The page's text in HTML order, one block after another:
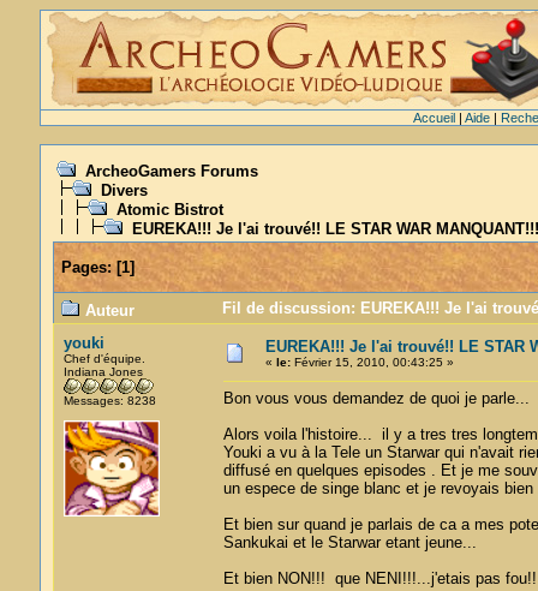
Accueil| Aide|
ArcheoGamers Forums
Divers
Atomic Bistrot
EUREKA!!! Je l'ai trouvé!! LE STAR WAR MANQUANT!!!
Pages:[1]
Auteur
Fil de discussion: EUREKA!!! Je l'ai
youki
Chef d'équipe.
Indiana Jones
Messages: 8238
EUREKA!!! Je l'ai trouvé!! LE STAR
« le:Février 15, 2010, 00:43:25 »
Bon vous vous demandez de quoi je parle...
Alors voila l'histoire... il y a tres tres
Youki a vu à la Tele un Starwar qui n'avait
diffusé en quelques episodes . Et je me
un espece de singe blanc et je revoyais
Et bien sur quand je parlais de ca a mes
Sankukai et le Starwar etant jeune...
Et bien NON!!! que NENI!!!...j'etais pas